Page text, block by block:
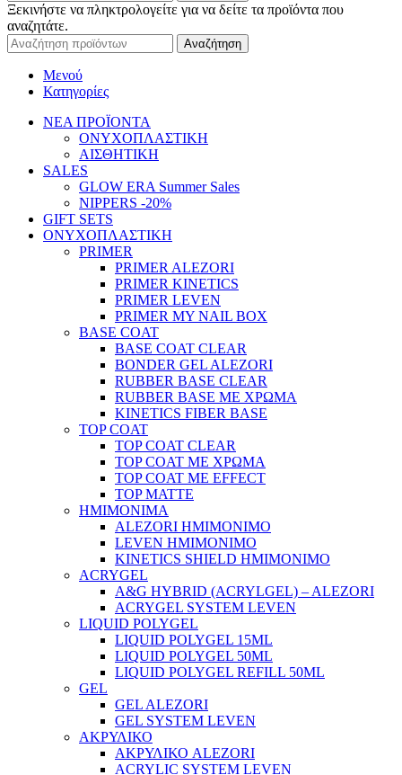
Ξεκινήστε να πληκτρολογείτε για να δείτε τα προϊόντα που
αναζητάτε.
Αναζήτηση
Μενού
Κατηγορίες
ΝΕΑ ΠΡΟΪΟΝΤΑ
ΟΝΥΧΟΠΛΑΣΤΙΚΗ
ΑΙΣΘΗΤΙΚΗ
SALES
GLOW ERA Summer Sales
NIPPERS -20%
GIFT SETS
ΟΝΥΧΟΠΛΑΣΤΙΚΗ
PRIMER
PRIMER ALEZORI
PRIMER KINETICS
PRIMER LEVEN
PRIMER MY NAIL BOX
BASE COAT
BASE COAT CLEAR
BONDER GEL ALEZORI
RUBBER BASE CLEAR
RUBBER BASE ΜΕ ΧΡΩΜΑ
KINETICS FIBER BASE
TOP COAT
TOP COAT CLEAR
TOP COAT ΜΕ ΧΡΩΜΑ
TOP COAT ΜΕ EFFECT
TOP MATTE
ΗΜΙΜΟΝΙΜΑ
ALEZORI ΗΜΙΜΟΝΙΜΟ
LEVEN ΗΜΙΜΟΝΙΜΟ
KINETICS SHIELD ΗΜΙΜΟΝΙΜΟ
ACRYGEL
A&G HYBRID (ACRYLGEL) – ALEZORI
ACRYGEL SYSTEM LEVEN
LIQUID POLYGEL
LIQUID POLYGEL 15ML
LIQUID POLYGEL 50ML
LIQUID POLYGEL REFILL 50ML
GEL
GEL ALEZORI
GEL SYSTEM LEVEN
ΑΚΡΥΛΙΚΟ
ΑΚΡΥΛΙΚΟ ALEZORI
ACRYLIC SYSTEM LEVEN